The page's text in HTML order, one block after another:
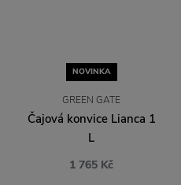
NOVINKA
GREEN GATE
Čajová konvice Lianca 1
L
1 765 Kč